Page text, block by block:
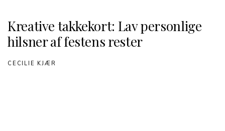
Kreative takkekort: Lav personlige
hilsner af festens rester
CECILIE KJÆR